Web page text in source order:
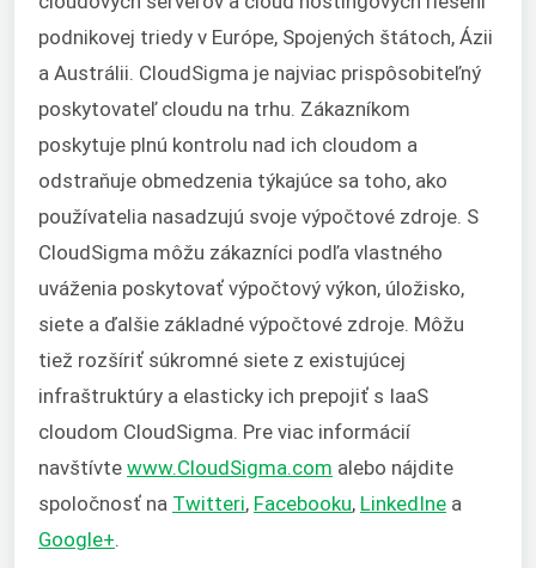
podnikovej triedy v Európe, Spojených štátoch, Ázii
a Austrálii. CloudSigma je najviac prispôsobiteľný
poskytovateľ cloudu na trhu. Zákazníkom
poskytuje plnú kontrolu nad ich cloudom a
odstraňuje obmedzenia týkajúce sa toho, ako
používatelia nasadzujú svoje výpočtové zdroje. S
CloudSigma môžu zákazníci podľa vlastného
uváženia poskytovať výpočtový výkon, úložisko,
siete a ďalšie základné výpočtové zdroje. Môžu
tiež rozšíriť súkromné siete z existujúcej
infraštruktúry a elasticky ich prepojiť s IaaS
cloudom CloudSigma. Pre viac informácií
navštívte www.CloudSigma.com alebo nájdite
spoločnosť na Twitteri, Facebooku, LinkedIne a
Google+